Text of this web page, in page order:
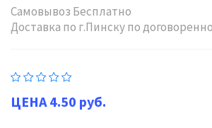
Самовывоз Бесплатно
Доставка по г.Пинску по
4.50 руб.